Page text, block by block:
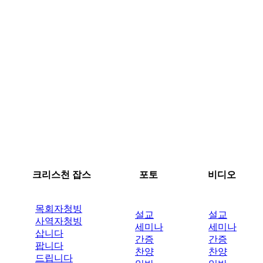
크리스천 잡스 포토 비디오
목회자청빙
사역자청빙
삽니다
팝니다
드립니다
설교
세미나
간증
찬양
설교
세미나
간증
찬양